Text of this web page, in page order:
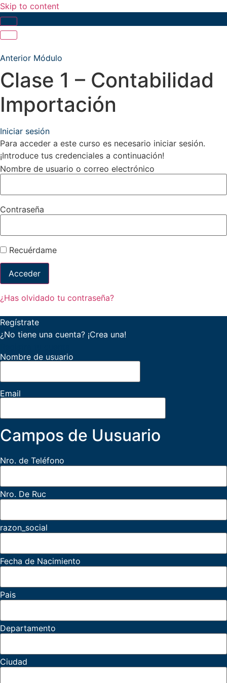
Skip to content
Anterior Módulo
Clase 1 – Contabilidad
Importación
Iniciar sesión
Para acceder a este curso es necesario iniciar sesión.
¡Introduce tus credenciales a continuación!
Nombre de usuario o correo electrónico
Contraseña
Recuérdame
¿Has olvidado tu contraseña?
Regístrate
¿No tiene una cuenta? ¡Crea una!
Nombre de usuario
Email
Campos de Uusuario
Nro. de Teléfono
Nro. De Ruc
razon_social
Fecha de Nacimiento
Pais
Departamento
Ciudad